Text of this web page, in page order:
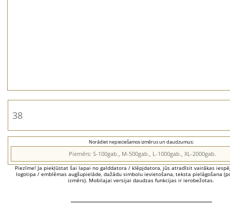
Norādiet nepieciešamos izmērus un daudzumus:
Piezīme! Ja piekļūstat šai lapai no galddatora / klēpjdatora, jūs atradīsit vairākas
logotipa / emblēmas augšupielāde, dažādu simbolu ievietošana, teksta pielāgošana
izmērs). Mobilajai versijai daudzas funkcijas ir ierobežotas.